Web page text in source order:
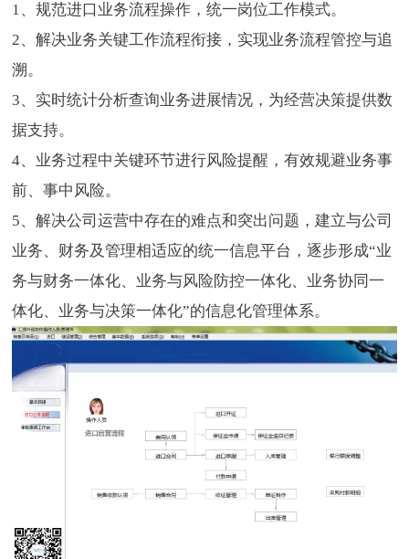
1、规范进口业务流程操作，统一岗位工作模式。
2、解决业务关键工作流程衔接，实现业务流程管控与追
溯。
3、实时统计分析查询业务进展情况，为经营决策提供数
据支持。
4、业务过程中关键环节进行风险提醒，有效规避业务事
前、事中风险。
5、解决公司运营中存在的难点和突出问题，建立与公司
业务、财务及管理相适应的统一信息平台，逐步形成“业
务与财务一体化、业务与风险防控一体化、业务协同一
体化、业务与决策一体化”的信息化管理体系。